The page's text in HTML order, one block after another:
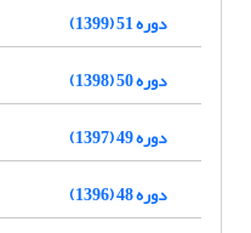
دوره 51 (1399)
دوره 50 (1398)
دوره 49 (1397)
دوره 48 (1396)